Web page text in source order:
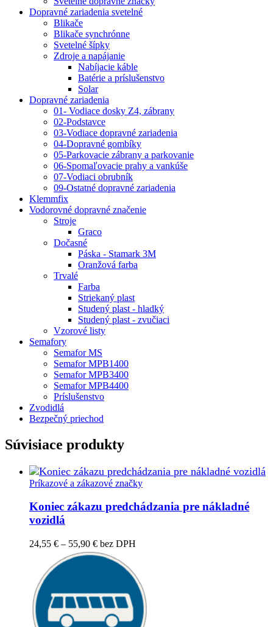
Dopravné zariadenia svetelné
Blikače
Blikače synchrónne
Svetelné šípky
Zdroje a napájanie
Nabíjacie káble
Batérie a príslušenstvo
Solar
Dopravné zariadenia
01- Vodiace dosky Z4, zábrany
02-Podstavce
03-Vodiace dopravné zariadenia
04-Dopravné gombíky
05-Parkovacie zábrany a parkovanie
06-Spomaľovacie prahy a vankúše
07-Vodiaci obrubník
09-Ostatné dopravné zariadenia
Klemmfix
Vodorovné dopravné značenie
Stroje
Graco
Dočasné
Páska - Stamark 3M
Oranžová farba
Trvalé
Farba
Striekaný plast
Studený plast - hladký
Studený plast - zvučiaci
Vzorové listy
Semafory
Semafor MS
Semafor MPB1400
Semafor MPB3400
Semafor MPB4400
Príslušenstvo
Zvodidlá
Bezpečný priechod
Súvisiace produkty
Príkazové a zákazové značky
Koniec zákazu predchádzania pre nákladné
vozidlá
24,55 € – 55,90 €Price
range:
24,55 €
bez DPH